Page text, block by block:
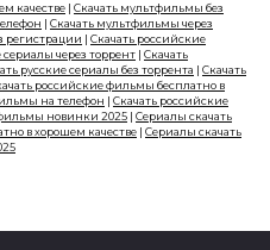
качестве | Скачать мультфильмы без
| Скачать мультфильмы через
регистрации | Скачать российские
через торрент | Скачать
русские сериалы без торрента | Скачать
российские фильмы бесплатно в
на телефон | Скачать российские
новинки 2025 | Сериалы скачать
в хорошем качестве | Сериалы скачать